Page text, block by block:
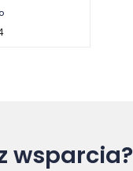
wsparcia?